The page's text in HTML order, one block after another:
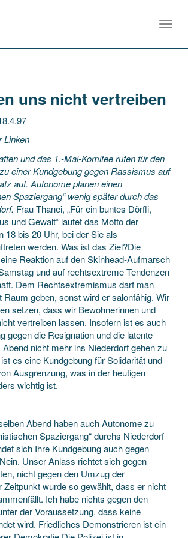
uns nicht vertreiben
Linken
und das 1.-Mai-Komitee rufen für den
einer Kundgebung gegen Rassismus auf
auf. Autonome planen einen
Spaziergang“ wenig später durch das
Frau Thanei, „Für ein buntes Dörfli,
und Gewalt“ lautet das Motto der
18 bis 20 Uhr, bei der Sie als
werden. Was ist das Ziel?Die
Reaktion auf den Skinhead-Aufmarsch
und auf rechtsextreme Tendenzen
Dem Rechtsextremismus darf man
Raum geben, sonst wird er salonfähig. Wir
setzen, dass wir Bewohnerinnen und
vertreiben lassen. Insofern ist es auch
gegen die Resignation und die latente
nicht mehr ins Niederdorf gehen zu
es eine Kundgebung für Solidarität und
Ausgrenzung, was in der heutigen
wichtig ist.
Abend haben auch Autonome zu
Spaziergang“ durchs Niederdorf
sich Ihre Kundgebung auch gegen
Unser Anlass richtet sich gegen
nicht gegen den Umzug der
Zeitpunkt wurde so gewählt, dass er nicht
Ich habe nichts gegen den
der Voraussetzung, dass keine
wird. Friedliches Demonstrieren ist ein